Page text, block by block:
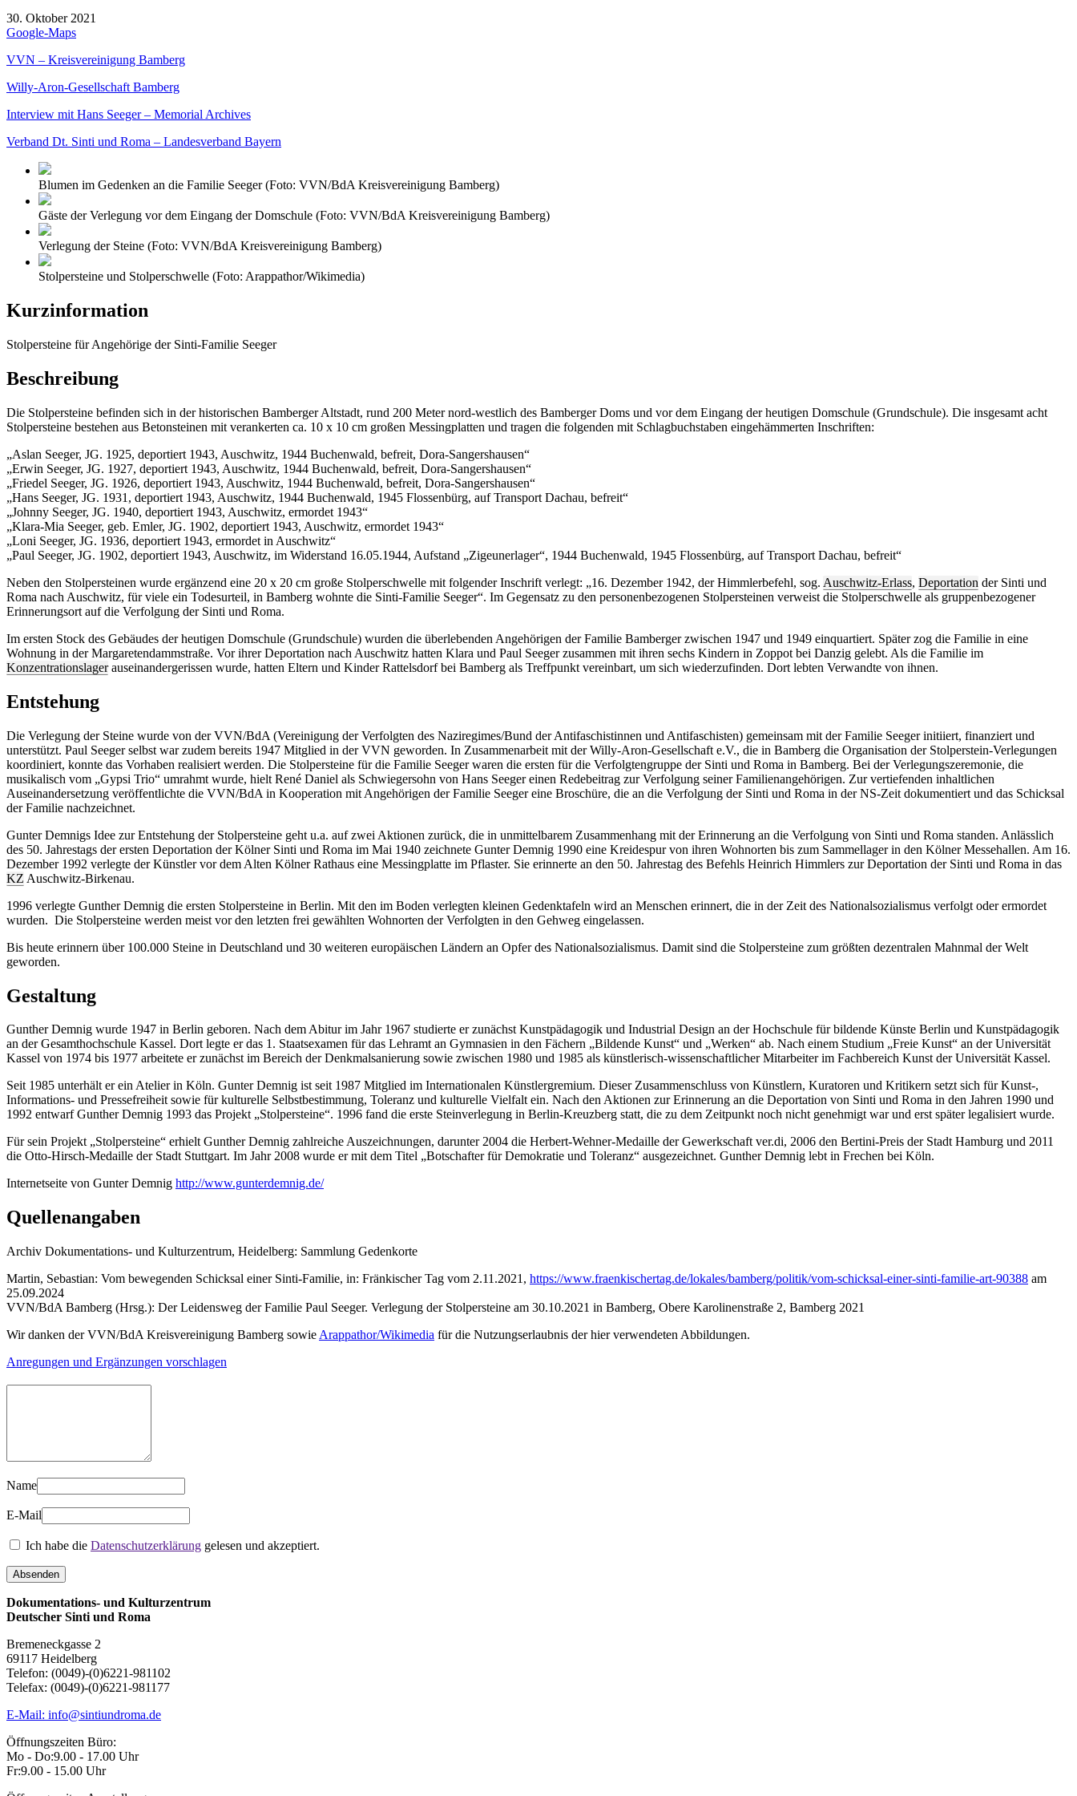
30. Oktober 2021
Google-Maps
VVN – Kreisvereinigung Bamberg
Willy-Aron-Gesellschaft Bamberg
Interview mit Hans Seeger – Memorial Archives
Verband Dt. Sinti und Roma – Landesverband Bayern
Blumen im Gedenken an die Familie Seeger (Foto: VVN/BdA Kreisvereinigung Bamberg)
Gäste der Verlegung vor dem Eingang der Domschule (Foto: VVN/BdA Kreisvereinigung Bamberg)
Verlegung der Steine (Foto: VVN/BdA Kreisvereinigung Bamberg)
Stolpersteine und Stolperschwelle (Foto: Arappathor/Wikimedia)
Kurzinformation
Stolpersteine für Angehörige der Sinti-Familie Seeger
Beschreibung
Die Stolpersteine befinden sich in der historischen Bamberger Altstadt, rund 200 Meter nord-westlich des Bamberger Doms und vor dem Eingang der heutigen Domschule (Grundschule). Die insgesamt acht
Stolpersteine bestehen aus Betonsteinen mit verankerten ca. 10 x 10 cm großen Messingplatten und tragen die folgenden mit Schlagbuchstaben eingehämmerten Inschriften:
„Aslan Seeger, JG. 1925, deportiert 1943, Auschwitz, 1944 Buchenwald, befreit, Dora-Sangershausen“
„Erwin Seeger, JG. 1927, deportiert 1943, Auschwitz, 1944 Buchenwald, befreit, Dora-Sangershausen“
„Friedel Seeger, JG. 1926, deportiert 1943, Auschwitz, 1944 Buchenwald, befreit, Dora-Sangershausen“
„Hans Seeger, JG. 1931, deportiert 1943, Auschwitz, 1944 Buchenwald, 1945 Flossenbürg, auf Transport Dachau, befreit“
„Johnny Seeger, JG. 1940, deportiert 1943, Auschwitz, ermordet 1943“
„Klara-Mia Seeger, geb. Emler, JG. 1902, deportiert 1943, Auschwitz, ermordet 1943“
„Loni Seeger, JG. 1936, deportiert 1943, ermordet in Auschwitz“
„Paul Seeger, JG. 1902, deportiert 1943, Auschwitz, im Widerstand 16.05.1944, Aufstand „Zigeunerlager“, 1944 Buchenwald, 1945 Flossenbürg, auf Transport Dachau, befreit“
Neben den Stolpersteinen wurde ergänzend eine 20 x 20 cm große Stolperschwelle mit folgender Inschrift verlegt: „16. Dezember 1942, der Himmlerbefehl, sog. Auschwitz-Erlass, Deportation der Sinti und
Roma nach Auschwitz, für viele ein Todesurteil, in Bamberg wohnte die Sinti-Familie Seeger“. Im Gegensatz zu den personenbezogenen Stolpersteinen verweist die Stolperschwelle als gruppenbezogener
Erinnerungsort auf die Verfolgung der Sinti und Roma.
Im ersten Stock des Gebäudes der heutigen Domschule (Grundschule) wurden die überlebenden Angehörigen der Familie Bamberger zwischen 1947 und 1949 einquartiert. Später zog die Familie in eine
Wohnung in der Margaretendammstraße. Vor ihrer Deportation nach Auschwitz hatten Klara und Paul Seeger zusammen mit ihren sechs Kindern in Zoppot bei Danzig gelebt. Als die Familie im
Konzentrationslagerauseinandergerissen wurde, hatten Eltern und Kinder Rattelsdorf bei Bamberg als Treffpunkt vereinbart, um sich wiederzufinden. Dort lebten Verwandte von ihnen.
Entstehung
Die Verlegung der Steine wurde von der VVN/BdA (Vereinigung der Verfolgten des Naziregimes/Bund der Antifaschistinnen und Antifaschisten) gemeinsam mit der Familie Seeger initiiert, finanziert und
unterstützt. Paul Seeger selbst war zudem bereits 1947 Mitglied in der VVN geworden. In Zusammenarbeit mit der Willy-Aron-Gesellschaft e.V., die in Bamberg die Organisation der Stolperstein-Verlegungen
koordiniert, konnte das Vorhaben realisiert werden. Die Stolpersteine für die Familie Seeger waren die ersten für die Verfolgtengruppe der Sinti und Roma in Bamberg. Bei der Verlegungszeremonie, die
musikalisch vom „Gypsi Trio“ umrahmt wurde, hielt René Daniel als Schwiegersohn von Hans Seeger einen Redebeitrag zur Verfolgung seiner Familienangehörigen. Zur vertiefenden inhaltlichen
Auseinandersetzung veröffentlichte die VVN/BdA in Kooperation mit Angehörigen der Familie Seeger eine Broschüre, die an die Verfolgung der Sinti und Roma in der NS-Zeit dokumentiert und das Schicksal
der Familie nachzeichnet.
Gunter Demnigs Idee zur Entstehung der Stolpersteine geht u.a. auf zwei Aktionen zurück, die in unmittelbarem Zusammenhang mit der Erinnerung an die Verfolgung von Sinti und Roma standen. Anlässlich
des 50. Jahrestags der ersten Deportation der Kölner Sinti und Roma im Mai 1940 zeichnete Gunter Demnig 1990 eine Kreidespur von ihren Wohnorten bis zum Sammellager in den Kölner Messehallen. Am 16.
Dezember 1992 verlegte der Künstler vor dem Alten Kölner Rathaus eine Messingplatte im Pflaster. Sie erinnerte an den 50. Jahrestag des Befehls Heinrich Himmlers zur Deportation der Sinti und Roma in das
KZ Auschwitz-Birkenau.
1996 verlegte Gunther Demnig die ersten Stolpersteine in Berlin. Mit den im Boden verlegten kleinen Gedenktafeln wird an Menschen erinnert, die in der Zeit des Nationalsozialismus verfolgt oder ermordet
wurden. Die Stolpersteine werden meist vor den letzten frei gewählten Wohnorten der Verfolgten in den Gehweg eingelassen.
Bis heute erinnern über 100.000 Steine in Deutschland und 30 weiteren europäischen Ländern an Opfer des Nationalsozialismus. Damit sind die Stolpersteine zum größten dezentralen Mahnmal der Welt
geworden.
Gestaltung
Gunther Demnig wurde 1947 in Berlin geboren. Nach dem Abitur im Jahr 1967 studierte er zunächst Kunstpädagogik und Industrial Design an der Hochschule für bildende Künste Berlin und Kunstpädagogik
an der Gesamthochschule Kassel. Dort legte er das 1. Staatsexamen für das Lehramt an Gymnasien in den Fächern „Bildende Kunst“ und „Werken“ ab. Nach einem Studium „Freie Kunst“ an der Universität
Kassel von 1974 bis 1977 arbeitete er zunächst im Bereich der Denkmalsanierung sowie zwischen 1980 und 1985 als künstlerisch-wissenschaftlicher Mitarbeiter im Fachbereich Kunst der Universität Kassel.
Seit 1985 unterhält er ein Atelier in Köln. Gunter Demnig ist seit 1987 Mitglied im Internationalen Künstlergremium. Dieser Zusammenschluss von Künstlern, Kuratoren und Kritikern setzt sich für Kunst-,
Informations- und Pressefreiheit sowie für kulturelle Selbstbestimmung, Toleranz und kulturelle Vielfalt ein. Nach den Aktionen zur Erinnerung an die Deportation von Sinti und Roma in den Jahren 1990 und
1992 entwarf Gunther Demnig 1993 das Projekt „Stolpersteine“. 1996 fand die erste Steinverlegung in Berlin-Kreuzberg statt, die zu dem Zeitpunkt noch nicht genehmigt war und erst später legalisiert wurde.
Für sein Projekt „Stolpersteine“ erhielt Gunther Demnig zahlreiche Auszeichnungen, darunter 2004 die Herbert-Wehner-Medaille der Gewerkschaft ver.di, 2006 den Bertini-Preis der Stadt Hamburg und 2011
die Otto-Hirsch-Medaille der Stadt Stuttgart. Im Jahr 2008 wurde er mit dem Titel „Botschafter für Demokratie und Toleranz“ ausgezeichnet. Gunther Demnig lebt in Frechen bei Köln.
Internetseite von Gunter Demnig http://www.gunterdemnig.de/
Quellenangaben
Archiv Dokumentations- und Kulturzentrum, Heidelberg: Sammlung Gedenkorte
Martin, Sebastian: Vom bewegenden Schicksal einer Sinti-Familie, in: Fränkischer Tag vom 2.11.2021, https://www.fraenkischertag.de/lokales/bamberg/politik/vom-schicksal-einer-sinti-familie-art-90388 am
25.09.2024
VVN/BdA Bamberg (Hrsg.): Der Leidensweg der Familie Paul Seeger. Verlegung der Stolpersteine am 30.10.2021 in Bamberg, Obere Karolinenstraße 2, Bamberg 2021
Wir danken der VVN/BdA Kreisvereinigung Bamberg sowie Arappathor/Wikimedia für die Nutzungserlaubnis der hier verwendeten Abbildungen.
Anregungen und Ergänzungen vorschlagen
Name
E-Mail
Ich habe die Datenschutzerklärung gelesen und akzeptiert.
Dokumentations- und Kulturzentrum
Deutscher Sinti und Roma
Bremeneckgasse 2
69117 Heidelberg
Telefon: (0049)-(0)6221-981102
Telefax: (0049)-(0)6221-981177
E-Mail: info@sintiundroma.de
Öffnungszeiten Büro:
Mo - Do:9.00 - 17.00 Uhr
Fr:9.00 - 15.00 Uhr